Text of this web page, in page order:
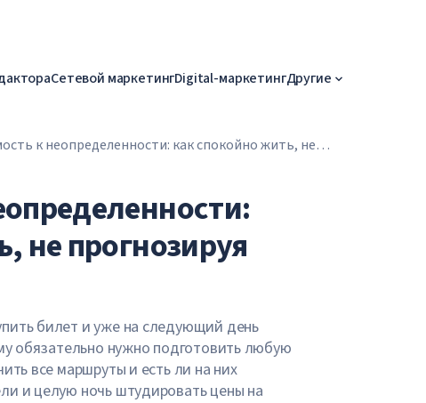
Сетевой маркетингDigital-маркетингДругие
к неопределенности: как спокойно жить, не
не прогнозируя
билет и уже на следующий день
обязательно нужно подготовить любую
все маршруты и есть ли на них
и целую ночь штудировать цены на